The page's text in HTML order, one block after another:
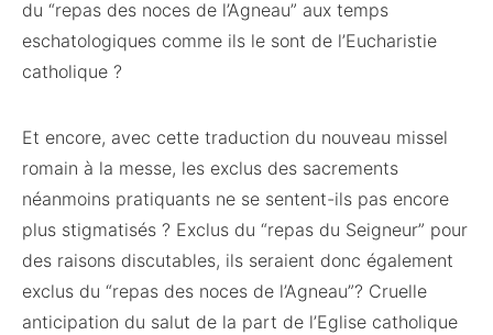
du “repas des noces de l’Agneau” aux temps
eschatologiques comme ils le sont de l’Eucharistie
catholique ?
Et encore, avec cette traduction du nouveau missel
romain à la messe, les exclus des sacrements
néanmoins pratiquants ne se sentent-ils pas encore
plus stigmatisés ? Exclus du “repas du Seigneur” pour
des raisons discutables, ils seraient donc également
exclus du “repas des noces de l’Agneau”? Cruelle
anticipation du salut de la part de l’Eglise catholique